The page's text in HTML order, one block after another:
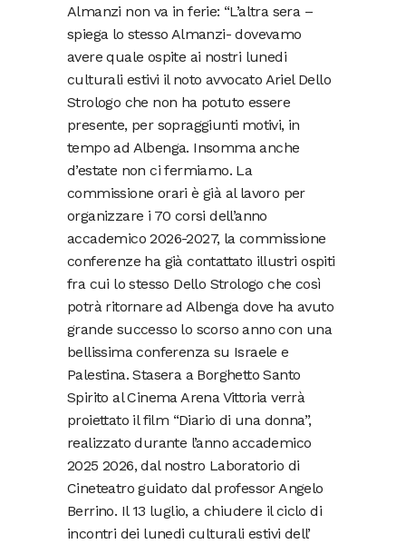
Almanzi non va in ferie: “L’altra sera –
spiega lo stesso Almanzi- dovevamo
avere quale ospite ai nostri lunedi
culturali estivi il noto avvocato Ariel Dello
Strologo che non ha potuto essere
presente, per sopraggiunti motivi, in
tempo ad Albenga. Insomma anche
d’estate non ci fermiamo. La
commissione orari è già al lavoro per
organizzare i 70 corsi dell’anno
accademico 2026-2027, la commissione
conferenze ha già contattato illustri ospiti
fra cui lo stesso Dello Strologo che così
potrà ritornare ad Albenga dove ha avuto
grande successo lo scorso anno con una
bellissima conferenza su Israele e
Palestina. Stasera a Borghetto Santo
Spirito al Cinema Arena Vittoria verrà
proiettato il film “Diario di una donna”,
realizzato durante l’anno accademico
2025 2026, dal nostro Laboratorio di
Cineteatro guidato dal professor Angelo
Berrino. Il 13 luglio, a chiudere il ciclo di
incontri dei lunedi culturali estivi dell’